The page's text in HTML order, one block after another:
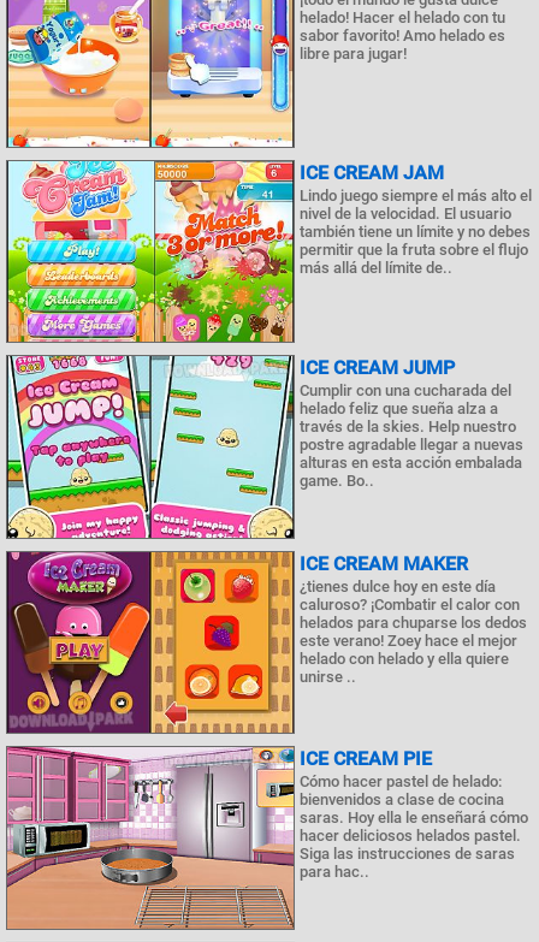
helado! Hacer el helado con tu
sabor favorito! Amo helado es
libre para jugar!
ICE CREAM JAM
Lindo juego siempre el más alto el
nivel de la velocidad. El usuario
también tiene un límite y no debes
permitir que la fruta sobre el flujo
más allá del límite de..
ICE CREAM JUMP
Cumplir con una cucharada del
helado feliz que sueña alza a
través de la skies. Help nuestro
postre agradable llegar a nuevas
alturas en esta acción embalada
game. Bo..
ICE CREAM MAKER
¿tienes dulce hoy en este día
caluroso? ¡Combatir el calor con
helados para chuparse los dedos
este verano! Zoey hace el mejor
helado con helado y ella quiere
unirse ..
ICE CREAM PIE
Cómo hacer pastel de helado:
bienvenidos a clase de cocina
saras. Hoy ella le enseñará cómo
hacer deliciosos helados pastel.
Siga las instrucciones de saras
para hac..